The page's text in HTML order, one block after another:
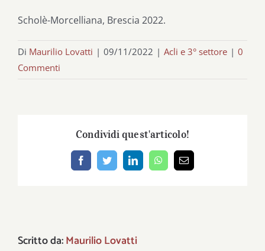
Scholè-Morcelliana, Brescia 2022.
Di Maurilio Lovatti | 09/11/2022 | Acli e 3° settore | 0
Commenti
Condividi quest'articolo!
FacebookTwitterLinkedInWhatsApp
Email
Scritto da:Maurilio Lovatti